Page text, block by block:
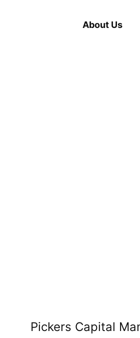
About Us
Pickers Capital